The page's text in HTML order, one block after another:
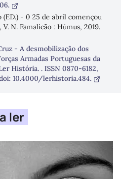
(ED.) - 0 25 de abril començou
N. Famalicão : Húmus, 2019.
- A desmobilização dos
Armadas Portuguesas da
História. . ISSN 0870-6182,
doi: 10.4000/lerhistoria.484.
ler